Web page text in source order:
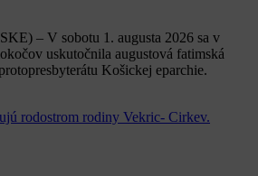
– V sobotu 1. augusta 2026 sa v
uskutočnila augustová fatimská
Košickej eparchie.